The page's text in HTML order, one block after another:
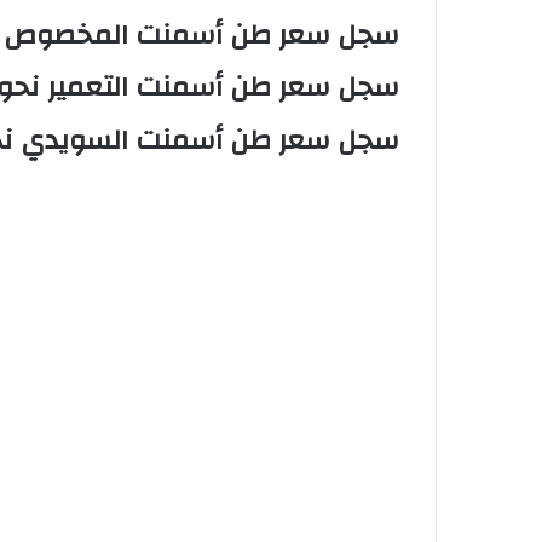
‏سجل سعر طن أسمنت المخصوص نحو 3,440
‏سجل سعر طن أسمنت التعمير نحو 3,350 جنيهاً.
‏سجل سعر طن أسمنت السويدي نحو 3,650